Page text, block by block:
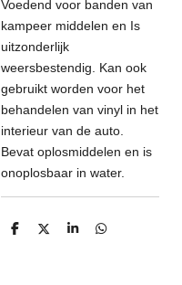
Voedend voor banden van
kampeer middelen en Is
uitzonderlijk
weersbestendig. Kan ook
gebruikt worden voor het
behandelen van vinyl in het
interieur van de auto.
Bevat oplosmiddelen en is
onoplosbaar in water.
D
D
S
D